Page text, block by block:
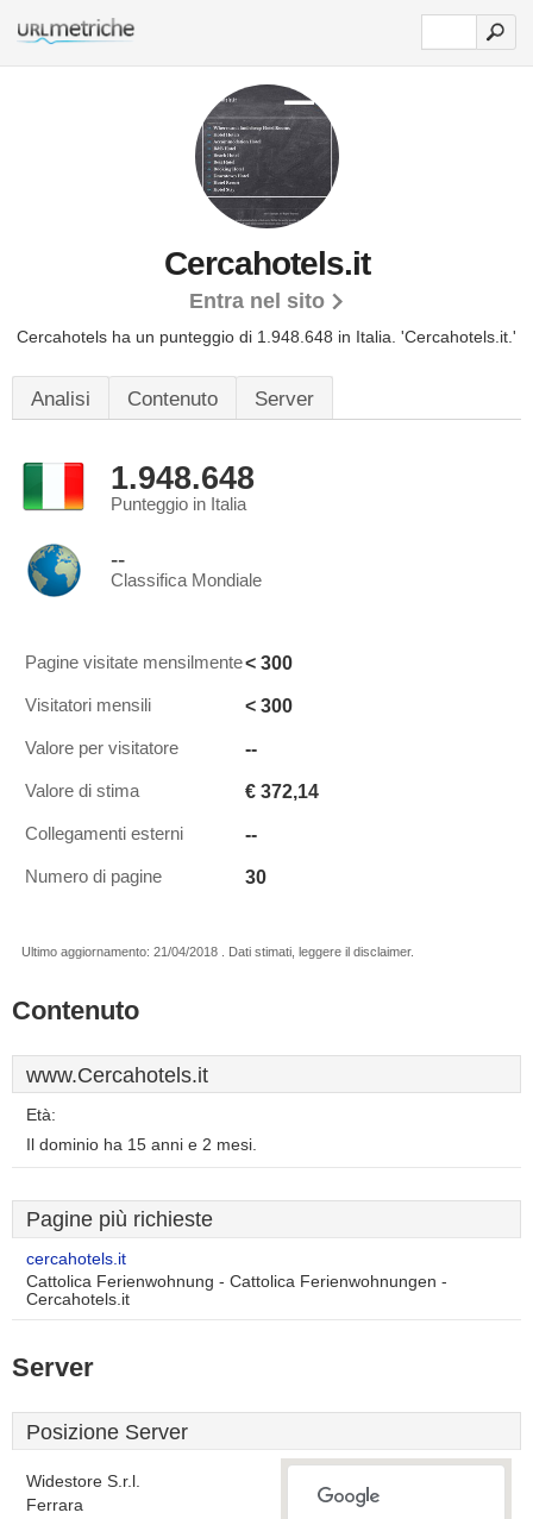
Cercahotels.it
Entra nel sito
Cercahotels ha un punteggio di 1.948.648 in Italia. 'Cercahotels.it.'
Analisi Contenuto Server
1.948.648
Punteggio in Italia
--
Classifica Mondiale
Pagine visitate mensilmente< 300
Visitatori mensili < 300
Valore per visitatore --
Valore di stima € 372,14
Collegamenti esterni --
Numero di pagine 30
Ultimo aggiornamento: 21/04/2018 . Dati stimati, leggere il disclaimer.
Contenuto
www.Cercahotels.it
Età:
Il dominio ha 15 anni e 2 mesi.
Pagine più richieste
cercahotels.it
Cattolica Ferienwohnung - Cattolica Ferienwohnungen -
Cercahotels.it
Server
Posizione Server
Widestore S.r.l.
Ferrara